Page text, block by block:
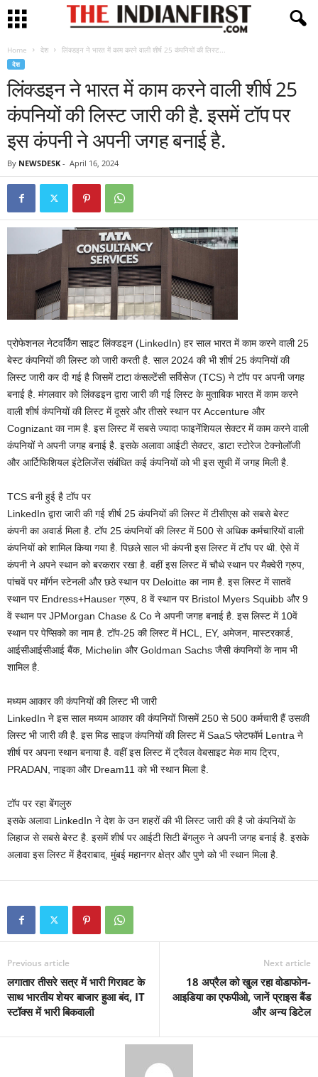
Home देश लिंक्डइन ने भारत में काम करने वाली शीर्ष 25 कंपनियों की लिस्ट...
देश
लिंक्डइन ने भारत में काम करने वाली शीर्ष 25
कंपनियों की लिस्ट जारी की है. इसमें टॉप पर
इस कंपनी ने अपनी जगह बनाई है.
By NEWSDESK - April 16, 2024
प्रोफेशनल नेटवर्किंग साइट लिंक्डइन (LinkedIn) हर साल भारत में काम करने वाली 25
बेस्ट कंपनियों की लिस्ट को जारी करती है. साल 2024 की भी शीर्ष 25 कंपनियों की
लिस्ट जारी कर दी गई है जिसमें टाटा कंसल्टेंसी सर्विसेज (TCS) ने टॉप पर अपनी जगह
बनाई है. मंगलवार को लिंक्डइन द्वारा जारी की गई लिस्ट के मुताबिक भारत में काम करने
वाली शीर्ष कंपनियों की लिस्ट में दूसरे और तीसरे स्थान पर Accenture और
Cognizant का नाम है. इस लिस्ट में सबसे ज्यादा फाइनेंशियल सेक्टर में काम करने वाली
कंपनियों ने अपनी जगह बनाई है. इसके अलावा आईटी सेक्टर, डाटा स्टोरेज टेक्नोलॉजी
और आर्टिफिशियल इंटेलिजेंस संबंधित कई कंपनियों को भी इस सूची में जगह मिली है.
TCS बनी हुई है टॉप पर
LinkedIn द्वारा जारी की गई शीर्ष 25 कंपनियों की लिस्ट में टीसीएस को सबसे बेस्ट
कंपनी का अवार्ड मिला है. टॉप 25 कंपनियों की लिस्ट में 500 से अधिक कर्मचारियों वाली
कंपनियों को शामिल किया गया है. पिछले साल भी कंपनी इस लिस्ट में टॉप पर थी. ऐसे में
कंपनी ने अपने स्थान को बरकरार रखा है. वहीं इस लिस्ट में चौथे स्थान पर मैक्वेरी ग्रुप,
पांचवें पर मॉर्गन स्टेनली और छठे स्थान पर Deloitte का नाम है. इस लिस्ट में सातवें
स्थान पर Endress+Hauser ग्रुप, 8 वें स्थान पर Bristol Myers Squibb और 9
वें स्थान पर JPMorgan Chase & Co ने अपनी जगह बनाई है. इस लिस्ट में 10वें
स्थान पर पेप्सिको का नाम है. टॉप-25 की लिस्ट में HCL, EY, अमेजन, मास्टरकार्ड,
आईसीआईसीआई बैंक, Michelin और Goldman Sachs जैसी कंपनियों के नाम भी
शामिल है.
मध्यम आकार की कंपनियों की लिस्ट भी जारी
LinkedIn ने इस साल मध्यम आकार की कंपनियों जिसमें 250 से 500 कर्मचारी हैं उसकी
लिस्ट भी जारी की है. इस मिड साइज कंपनियों की लिस्ट में SaaS प्लेटफॉर्म Lentra ने
शीर्ष पर अपना स्थान बनाया है. वहीं इस लिस्ट में ट्रैवल वेबसाइट मेक माय ट्रिप,
PRADAN, नाइका और Dream11 को भी स्थान मिला है.
टॉप पर रहा बेंगलुरु
इसके अलावा LinkedIn ने देश के उन शहरों की भी लिस्ट जारी की है जो कंपनियों के
लिहाज से सबसे बेस्ट है. इसमें शीर्ष पर आईटी सिटी बेंगलुरु ने अपनी जगह बनाई है. इसके
अलावा इस लिस्ट में हैदराबाद, मुंबई महानगर क्षेत्र और पुणे को भी स्थान मिला है.
Previous article
लगातार तीसरे सत्र में भारी गिरावट के
साथ भारतीय शेयर बाजार हुआ बंद, IT
स्टॉक्स में भारी बिकवाली
Next article
18 अप्रैल को खुल रहा वोडाफोन-
आइडिया का एफपीओ, जानें प्राइस बैंड
और अन्य डिटेल